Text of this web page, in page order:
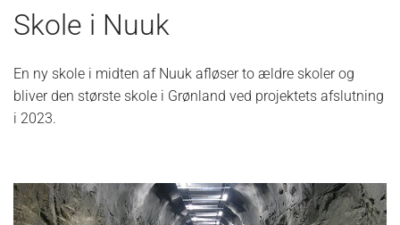
Skole i Nuuk
En ny skole i midten af Nuuk afløser to ældre skoler og
bliver den største skole i Grønland ved projektets afslutning
i 2023.